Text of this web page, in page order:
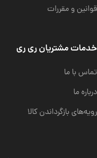
قوانین و مقررات
خدمات مشتریان ری ری
تماس با ما
درباره ما
رویه‌های بازگرداندن کالا